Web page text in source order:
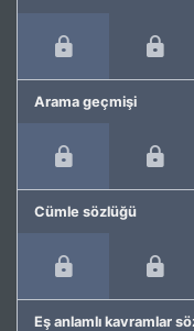
Arama geçmişi
Cümle sözlüğü
Eş anlamlı kavramlar